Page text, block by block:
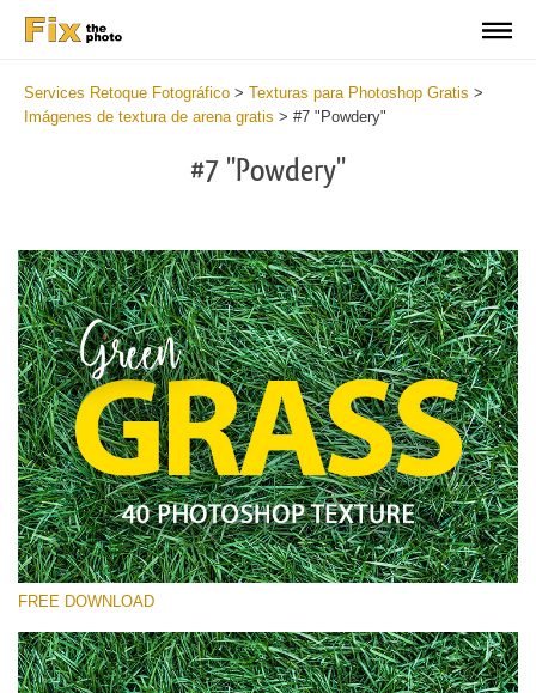
Services Retoque Fotográfico > Texturas para Photoshop Gratis >
Imágenes de textura de arena gratis > #7 "Powdery"
#7 "Powdery"
Por favor seleccione
Small 800*533px
FREE DOWNLOAD